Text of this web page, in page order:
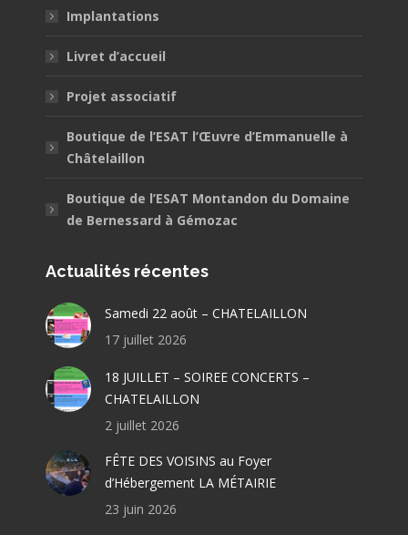
Implantations
Livret d’accueil
Projet associatif
Boutique de l’ESAT l’Œuvre d’Emmanuelle à
Châtelaillon
Boutique de l’ESAT Montandon du Domaine
de Bernessard à Gémozac
Actualités récentes
Samedi 22 août – CHATELAILLON
17 juillet 2026
18 JUILLET – SOIREE CONCERTS –
CHATELAILLON
2 juillet 2026
FÊTE DES VOISINS au Foyer
d’Hébergement LA MÉTAIRIE
23 juin 2026